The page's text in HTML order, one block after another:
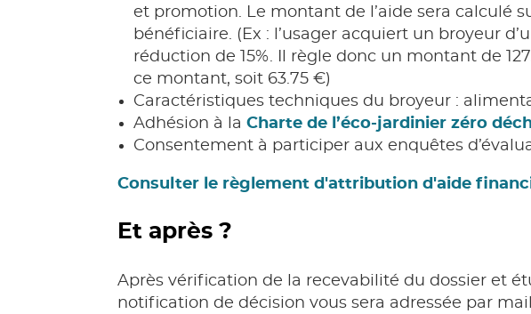
et promotion. Le montant de l’aide sera calculé
bénéficiaire. (Ex : l’usager acquiert un broyeur
réduction de 15%. Il règle donc un montant de
ce montant, soit 63.75 €)
Caractéristiques techniques du broyeur :
Adhésion à la Charte de l’éco-jardinier zéro
Consentement à participer aux enquêtes
Consulter le règlement d'attribution d'aide
Et après ?
Après vérification de la recevabilité du dossier et
notification de décision vous sera adressée par